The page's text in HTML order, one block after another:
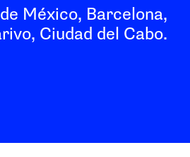
México, Barcelona,
Ciudad del Cabo.